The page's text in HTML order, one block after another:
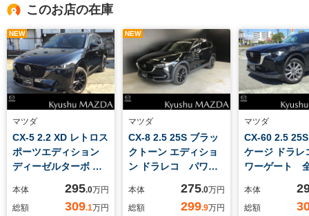
このお店の在庫
NEW
マツダ
CX-5 2.2 XD レトロス
ポーツエディション
ディーゼルターボ ナ
ューモニター パワー
リフトゲート
本体 295.0万円
総額
309.1万円
NEW
マツダ
CX-8 2.5 25S ブラッ
クトーン エディショ
ン ドラレコ パワー
ー
本体 275.0万円
総額
299.9万円
マツダ
CX-60 2.5
ケージ ドラ
ワーゲート
本体
総額